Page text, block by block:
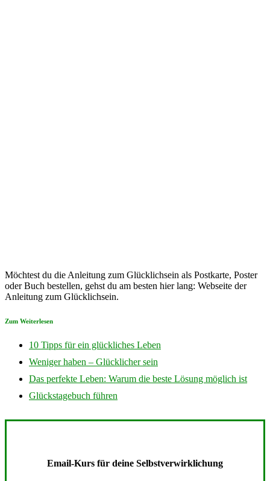
Möchtest du die Anleitung zum Glücklichsein als Postkarte, Poster
oder Buch bestellen, gehst du am besten hier lang: Webseite der
Anleitung zum Glücklichsein.
Zum Weiterlesen
10 Tipps für ein glückliches Leben
Weniger haben – Glücklicher sein
Das perfekte Leben: Warum die beste Lösung möglich ist
Glückstagebuch führen
Email-Kurs für deine Selbstverwirklichung